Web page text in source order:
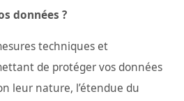
données ?
techniques et
de protéger vos données
leur nature, l’étendue du